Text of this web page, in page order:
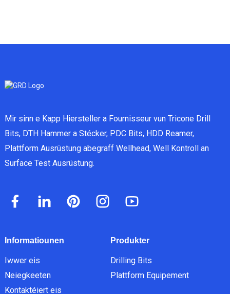
Mir sinn e Kapp Hiersteller a Fournisseur vun Tricone Drill
Bits, DTH Hammer a Stécker, PDC Bits, HDD Reamer,
Plattform Ausrüstung abegraff Wellhead, Well Kontroll an
Surface Test Ausrüstung.
Informatiounen
Iwwer eis
Neiegkeeten
Kontaktéiert eis
Produkter
Drilling Bits
Plattform Equipement